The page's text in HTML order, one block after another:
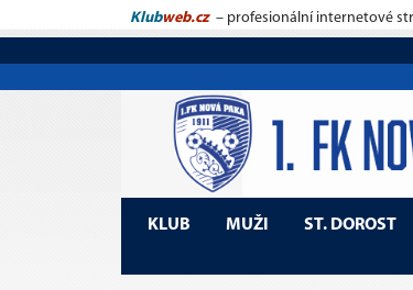
Klubweb.cz – profesionální internetové
KLUB MUŽI ST. DOROST